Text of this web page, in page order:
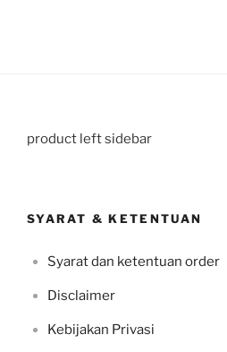
product left sidebar
SYARAT & KETENTUAN
Syarat dan ketentuan order
Disclaimer
Kebijakan Privasi